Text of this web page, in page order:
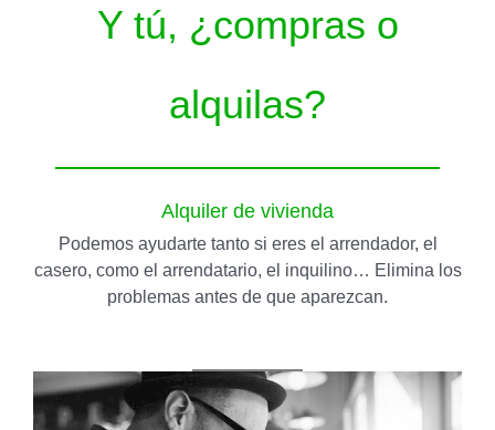
Y tú, ¿compras o
alquilas?
Alquiler de vivienda
Podemos ayudarte tanto si eres el arrendador, el
casero, como el arrendatario, el inquilino… Elimina los
problemas antes de que aparezcan.